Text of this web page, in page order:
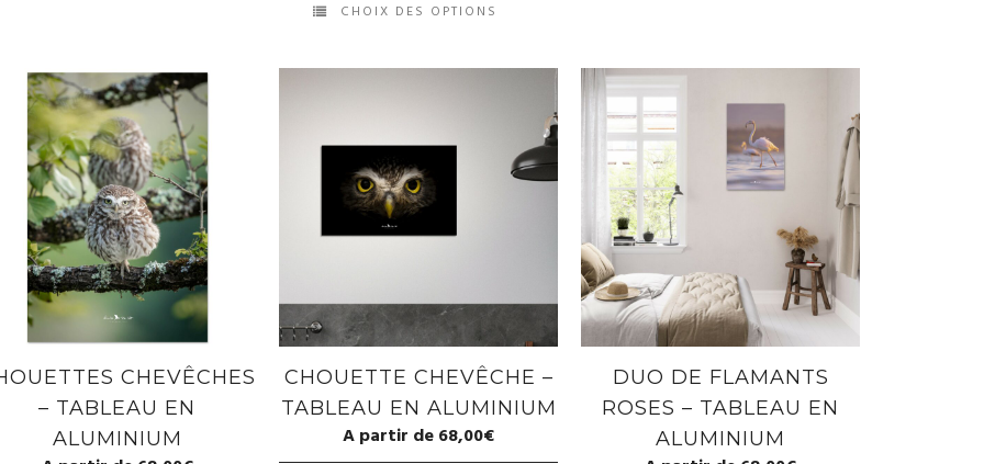
CHOIX DES OPTIONS
CHEVÊCHES
– TABLEAU EN
ALUMINIUM
CHOUETTE CHEVÊCHE –
TABLEAU EN ALUMINIUM
A partir de68,00€
DUO DE FLAMANTS
ROSES – TABLEAU EN
ALUMINIUM